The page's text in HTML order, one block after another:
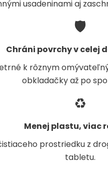
usadeninami aj
🛡️
Chráni povrchy v celej
k rôznym
obkladačky až po
♻️
Menej plastu, viac
prostriedku z
tabletu.